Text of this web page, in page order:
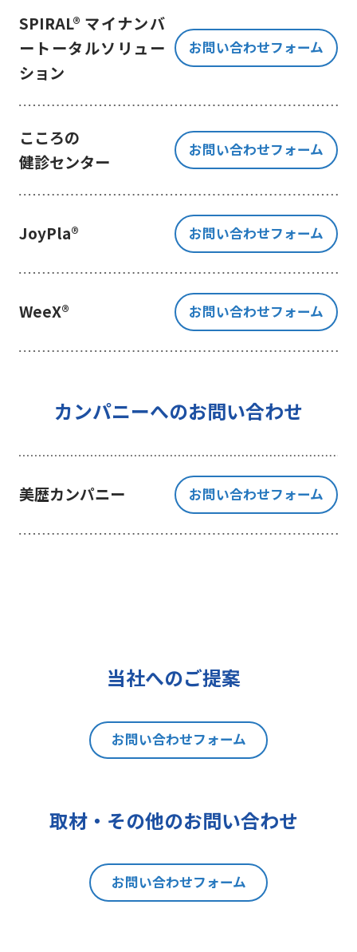
はございません。
但し、お客様から同意をいただいた
場合のみ、日本及びアメリカ合衆国
※Google LLC は日本の個人情報保
護法が適用される個人情報取扱事業
者と同等の体制を整備しています。
詳しくは、11.Google 拡張コンバ
ージョンの利用をご確認ください。
当社が管理する本フォームから取
得した情報とGoogle LLC が管理す
る当社Webサイト閲覧履歴等の情報
を紐づけ、お客様の興味関心に沿っ
た当社サービスに関する広告の配信
4 個人情報の外部委託について
個人情報の取扱いを一部、または全
部を委託する場合、十分な個人情報
の保護水準を満たしている者を選定
する基準を確立、選定し、管理監督
いたします。
ご提出頂く個人情報について、貴方
正、追加又は削除、利用の停止、消
去及び第三者への提供の停止（以下
「開示等」といいます。）を請求す
は、後述の消費者相談・苦情窓口に
本手続きにあたり、貴方がご本人で
あることを確認させて頂きますこと
をご了承下さい。
SPIRAL® マイナンバ
ートータルソリュー
ション
お問い合わせフォーム
こころの
健診センター
お問い合わせフォーム
JoyPla® お問い合わせフォーム
WeeX® お問い合わせフォーム
カンパニーへのお問い合わせ
美歴カンパニー お問い合わせフォーム
当社へのご提案
お問い合わせフォーム
取材・その他のお問い合わせ
お問い合わせフォーム